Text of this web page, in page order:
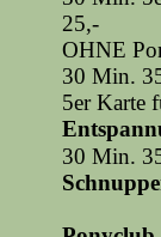
25,-
OHNE
30 Min.
5er Karte
30 Min.